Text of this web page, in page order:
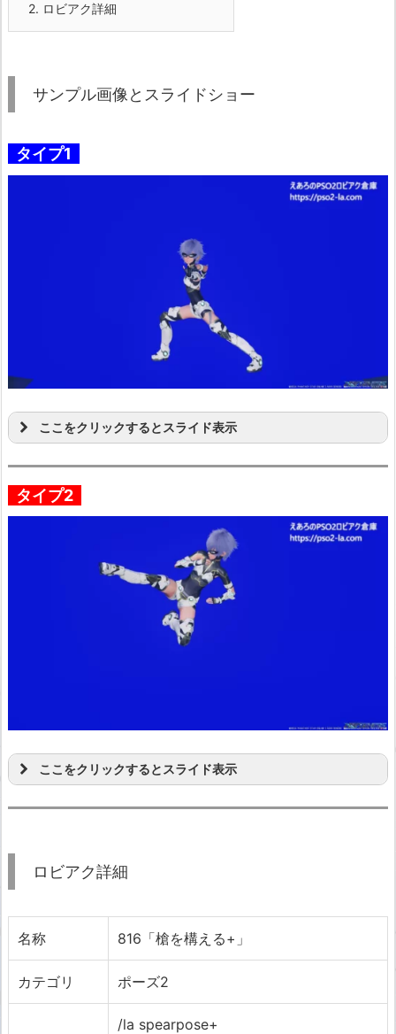
2. ロビアク詳細
サンプル画像とスライドショー
タイプ1
ここをクリックするとスライド表示
タイプ2
ここをクリックするとスライド表示
ロビアク詳細
名称 816「槍を構える+」
カテゴリ ポーズ2
/la spearpose+